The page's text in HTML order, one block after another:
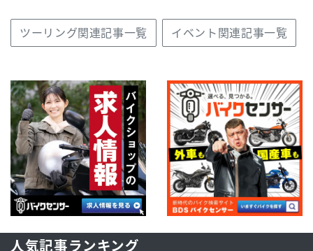
ツーリング関連記事一覧 イベント関連記事一覧
人気記事ランキング